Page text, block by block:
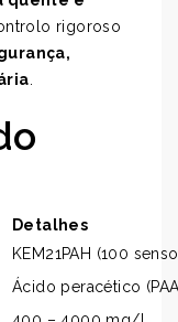
rigoroso
Detalhes
KEM21PAH (100
Ácido peracético